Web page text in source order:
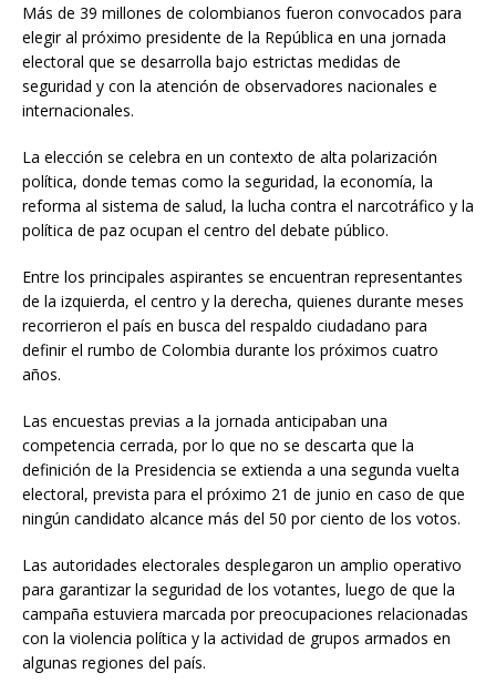
Más de 39 millones de colombianos fueron convocados para
elegir al próximo presidente de la República en una jornada
electoral que se desarrolla bajo estrictas medidas de
seguridad y con la atención de observadores nacionales e
internacionales.
La elección se celebra en un contexto de alta polarización
política, donde temas como la seguridad, la economía, la
reforma al sistema de salud, la lucha contra el narcotráfico y la
política de paz ocupan el centro del debate público.
Entre los principales aspirantes se encuentran representantes
de la izquierda, el centro y la derecha, quienes durante meses
recorrieron el país en busca del respaldo ciudadano para
definir el rumbo de Colombia durante los próximos cuatro
años.
Las encuestas previas a la jornada anticipaban una
competencia cerrada, por lo que no se descarta que la
definición de la Presidencia se extienda a una segunda vuelta
electoral, prevista para el próximo 21 de junio en caso de que
ningún candidato alcance más del 50 por ciento de los votos.
Las autoridades electorales desplegaron un amplio operativo
para garantizar la seguridad de los votantes, luego de que la
campaña estuviera marcada por preocupaciones relacionadas
con la violencia política y la actividad de grupos armados en
algunas regiones del país.